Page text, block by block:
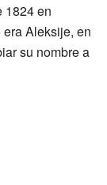
1824 en
Aleksije, en
su nombre a